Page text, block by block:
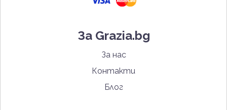
За Grazia.bg
За нас
Контакти
Блог